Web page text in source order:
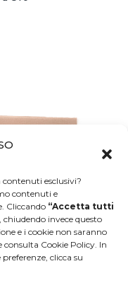
esclusivi?
contenuti e
Cliccando “Accetta tutti
chiudendo invece questo
e i cookie non saranno
Cookie Policy. In
clicca su